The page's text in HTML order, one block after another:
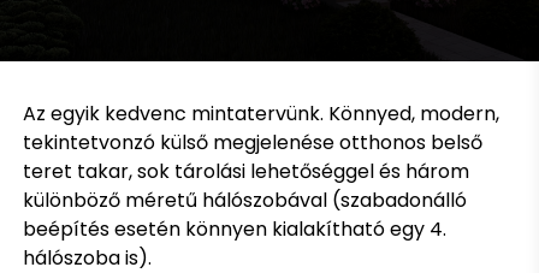
Az egyik kedvenc mintatervünk. Könnyed, modern,
tekintetvonzó külső megjelenése otthonos belső
teret takar, sok tárolási lehetőséggel és három
különböző méretű hálószobával (szabadonálló
beépítés esetén könnyen kialakítható egy 4.
hálószoba is).